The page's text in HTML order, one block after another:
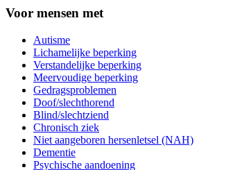
Voor mensen met
Autisme
Lichamelijke beperking
Verstandelijke beperking
Meervoudige beperking
Gedragsproblemen
Doof/slechthorend
Blind/slechtziend
Chronisch ziek
Niet aangeboren hersenletsel (NAH)
Dementie
Psychische aandoening